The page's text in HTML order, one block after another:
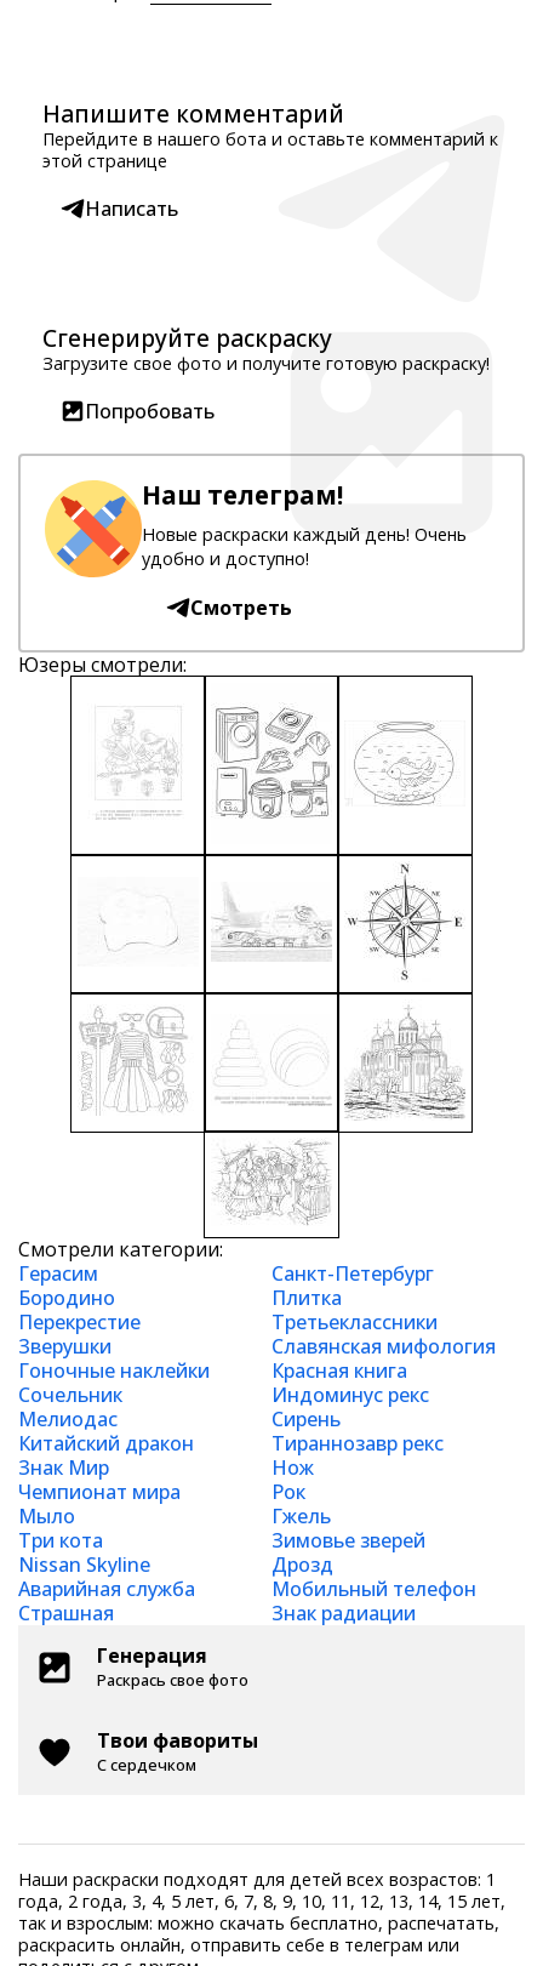
Напишите комментарий
Перейдите в нашего бота и оставьте комментарий к
этой странице
Написать
Сгенерируйте раскраску
Загрузите свое фото и получите готовую раскраску!
Попробовать
Наш телеграм!
Новые раскраски каждый день! Очень
удобно и доступно!
Смотреть
Юзеры смотрели:
Смотрели категории:
Герасим
Санкт-Петербург
Бородино
Плитка
Перекрестие
Третьеклассники
Зверушки
Славянская мифология
Гоночные наклейки
Красная книга
Сочельник
Индоминус рекс
Мелиодас
Сирень
Китайский дракон
Тираннозавр рекс
Знак Мир
Нож
Чемпионат мира
Рок
Мыло
Гжель
Три кота
Зимовье зверей
Nissan Skyline
Дрозд
Аварийная служба
Мобильный телефон
Страшная
Знак радиации
Генерация
Раскрась свое фото
Твои фавориты
С сердечком
Наши раскраски подходят для детей всех возрастов: 1
года, 2 года, 3, 4, 5 лет, 6, 7, 8, 9, 10, 11, 12, 13, 14, 15 лет,
так и взрослым: можно скачать бесплатно, распечатать,
раскрасить онлайн, отправить себе в телеграм или